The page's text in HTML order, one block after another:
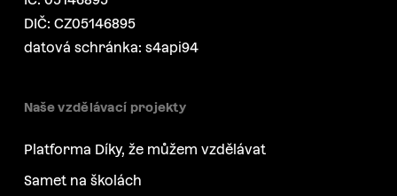
DIČ: CZ05146895
datová schránka: s4api94
Naše vzdělávací projekty
Platforma Díky, že můžem vzdělávat
Samet na školách